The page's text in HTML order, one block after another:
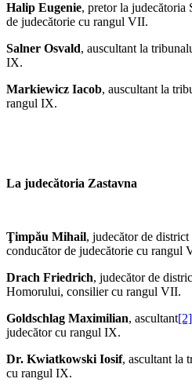
Halip Eugenie, pretor la judecătoria
de judecătorie cu rangul VII.
Salner Osvald, auscultant la
IX.
Markiewicz Iacob, auscultant la
rangul IX.
La judecătoria Zastavna
Ţimpău Mihail, judecător de
conducător de judecătorie cu rangul
Drach Friedrich, judecător de
Homorului, consilier cu rangul VII.
Goldschlag Maximilian, ascultant[2]
judecător cu rangul IX.
Dr. Kwiatkowski Iosif, ascultant la
cu rangul IX.